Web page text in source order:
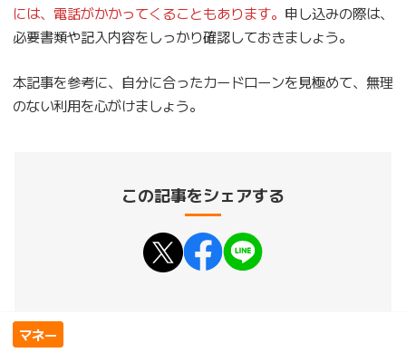
には、電話がかかってくることもあります。 申し込みの際は、
必要書類や記入内容をしっかり確認しておきましょう。
本記事を参考に、自分に合ったカードローンを見極めて、無理
のない利用を心がけましょう。
この記事をシェアする
マネー